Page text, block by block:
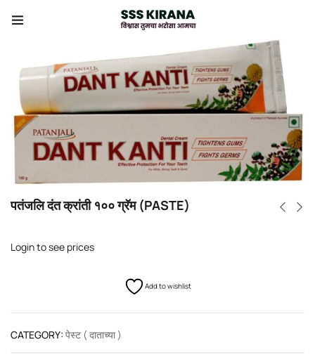
पतंजलि दंत क्रांती १०० ग्रॅम (PASTE)
Login to see prices
Add to wishlist
CATEGORY: पेस्ट ( दाताच्या )